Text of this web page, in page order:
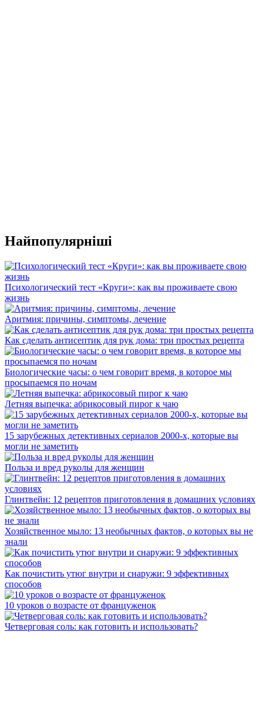
Найпопулярніші
Психологический тест «Круги»: как вы проживаете свою
жизнь
Аритмия: причины, симптомы, лечение
Как сделать антисептик для рук дома: три простых рецепта
Биологические часы: о чем говорит время, в которое мы
просыпаемся по ночам
Летняя выпечка: абрикосовый пирог к чаю
15 зарубежных детективных сериалов 2000-х, которые вы
могли не заметить
Польза и вред руколы для женщин
Глинтвейн: 12 рецептов приготовления в домашних условиях
Хозяйственное мыло: 13 необычных фактов, о которых вы не
знали
Как почистить утюг внутри и снаружи: 9 эффективных
способов
10 уроков о возрасте от француженок
Четверговая соль: как готовить и использовать?